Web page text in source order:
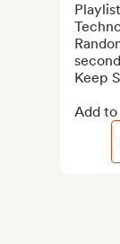
Keep
Add